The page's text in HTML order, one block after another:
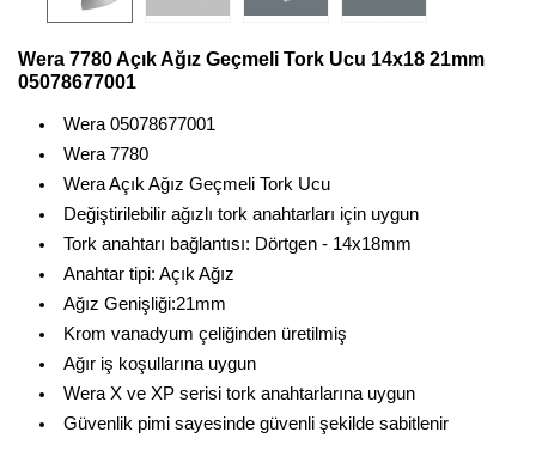
Wera 7780 Açık Ağız Geçmeli Tork Ucu 14x18 21mm
05078677001
Wera 05078677001
Wera 7780
Wera Açık Ağız Geçmeli Tork Ucu
Değiştirilebilir ağızlı tork anahtarları için uygun
Tork anahtarı bağlantısı: Dörtgen - 14x18mm
Anahtar tipi: Açık Ağız
Ağız Genişliği:21mm
Krom vanadyum çeliğinden üretilmiş
Ağır iş koşullarına uygun
Wera X ve XP serisi tork anahtarlarına uygun
Güvenlik pimi sayesinde güvenli şekilde sabitlenir